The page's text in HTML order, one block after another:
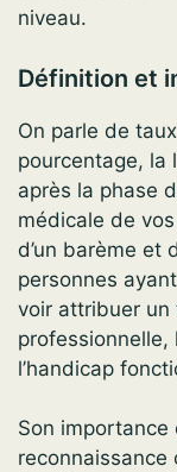
niveau.
Définition et
On parle de
pourcentage, la
après la phase
médicale de
d’un barème et
personnes
voir attribuer un
professionnelle,
l’handicap
Son importance
reconnaissance